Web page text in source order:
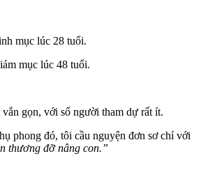
mục lúc 28 tuổi.
mục lúc 48 tuổi.
vắn gọn, với số người tham dự rất ít.
phong đó, tôi cầu nguyện đơn sơ chỉ với
thương đỡ nâng con.”